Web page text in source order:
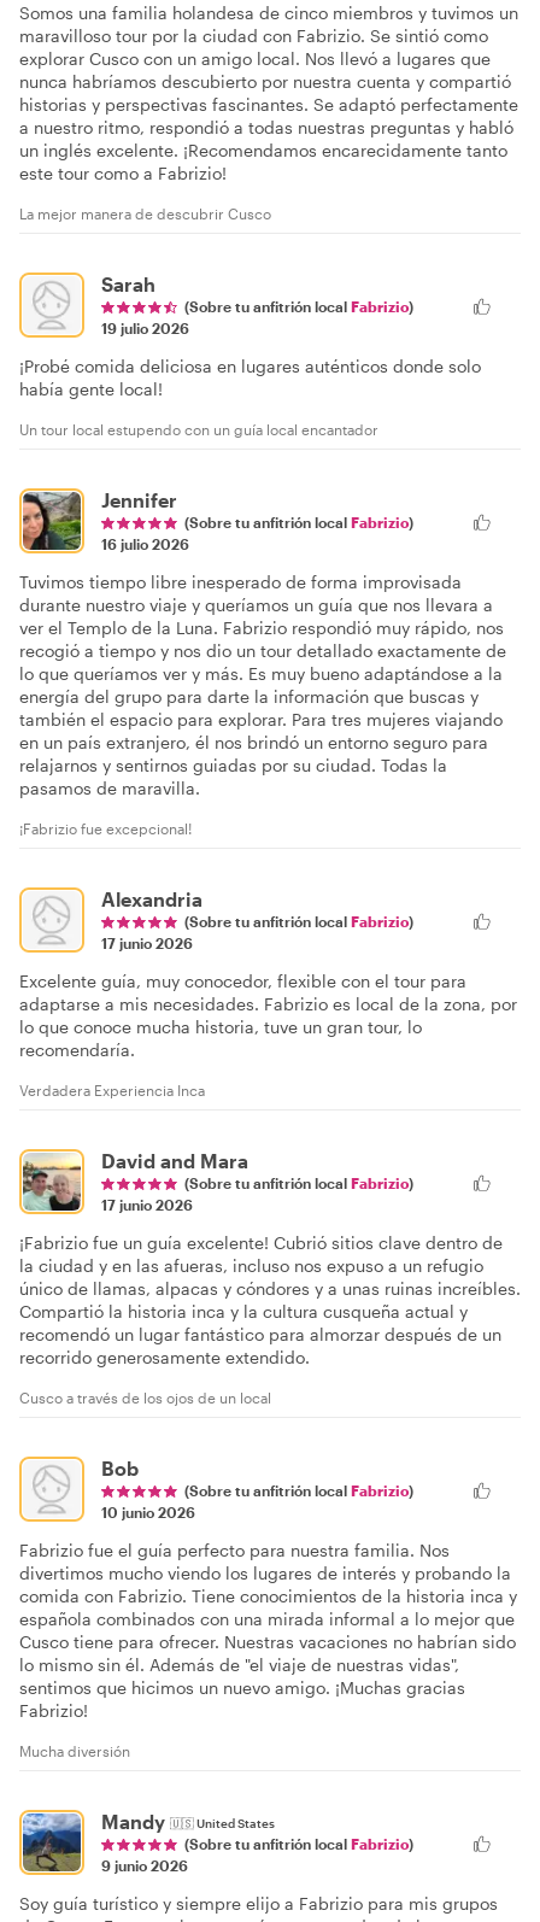
Somos una familia holandesa de cinco miembros y tuvimos un
maravilloso tour por la ciudad con Fabrizio. Se sintió como
explorar Cusco con un amigo local. Nos llevó a lugares que
nunca habríamos descubierto por nuestra cuenta y compartió
historias y perspectivas fascinantes. Se adaptó perfectamente
a nuestro ritmo, respondió a todas nuestras preguntas y habló
un inglés excelente. ¡Recomendamos encarecidamente tanto
este tour como a Fabrizio!
La mejor manera de descubrir Cusco
Sarah
(Sobre tu anfitrión local Fabrizio)
19 julio 2026
¡Probé comida deliciosa en lugares auténticos donde solo
había gente local!
Un tour local estupendo con un guía local encantador
Jennifer
(Sobre tu anfitrión local Fabrizio)
16 julio 2026
Tuvimos tiempo libre inesperado de forma improvisada
durante nuestro viaje y queríamos un guía que nos llevara a
ver el Templo de la Luna. Fabrizio respondió muy rápido, nos
recogió a tiempo y nos dio un tour detallado exactamente de
lo que queríamos ver y más. Es muy bueno adaptándose a la
energía del grupo para darte la información que buscas y
también el espacio para explorar. Para tres mujeres viajando
en un país extranjero, él nos brindó un entorno seguro para
relajarnos y sentirnos guiadas por su ciudad. Todas la
pasamos de maravilla.
¡Fabrizio fue excepcional!
Alexandria
(Sobre tu anfitrión local Fabrizio)
17 junio 2026
Excelente guía, muy conocedor, flexible con el tour para
adaptarse a mis necesidades. Fabrizio es local de la zona, por
lo que conoce mucha historia, tuve un gran tour, lo
recomendaría.
Verdadera Experiencia Inca
David and Mara
(Sobre tu anfitrión local Fabrizio)
17 junio 2026
¡Fabrizio fue un guía excelente! Cubrió sitios clave dentro de
la ciudad y en las afueras, incluso nos expuso a un refugio
único de llamas, alpacas y cóndores y a unas ruinas increíbles.
Compartió la historia inca y la cultura cusqueña actual y
recomendó un lugar fantástico para almorzar después de un
recorrido generosamente extendido.
Cusco a través de los ojos de un local
Bob
(Sobre tu anfitrión local Fabrizio)
10 junio 2026
Fabrizio fue el guía perfecto para nuestra familia. Nos
divertimos mucho viendo los lugares de interés y probando la
comida con Fabrizio. Tiene conocimientos de la historia inca y
española combinados con una mirada informal a lo mejor que
Cusco tiene para ofrecer. Nuestras vacaciones no habrían sido
lo mismo sin él. Además de "el viaje de nuestras vidas",
sentimos que hicimos un nuevo amigo. ¡Muchas gracias
Fabrizio!
Mucha diversión
Mandy 🇺🇸United States
(Sobre tu anfitrión local Fabrizio)
9 junio 2026
Soy guía turístico y siempre elijo a Fabrizio para mis grupos